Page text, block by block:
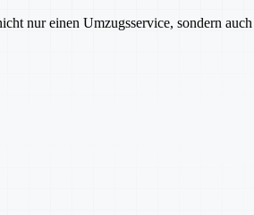
nur einen Umzugsservice, sondern